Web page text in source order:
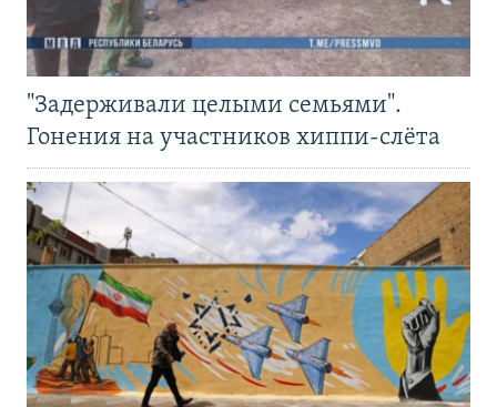
"Задерживали целыми семьями".
Гонения на участников хиппи-слёта